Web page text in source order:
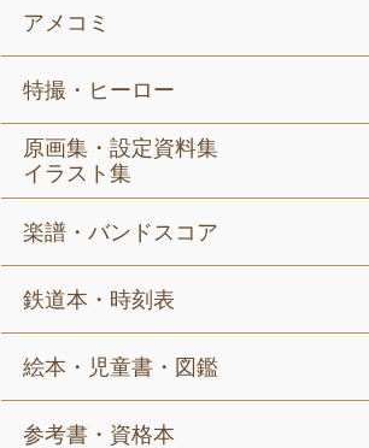
アメコミ
特撮・ヒーロー
原画集・設定資料集
イラスト集
楽譜・バンドスコア
鉄道本・時刻表
絵本・児童書・図鑑
参考書・資格本